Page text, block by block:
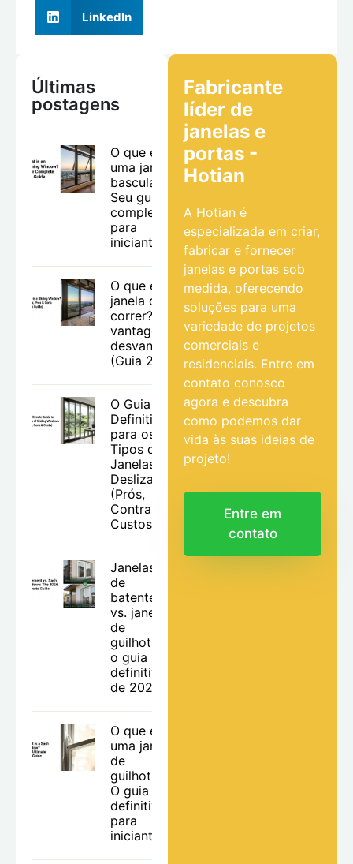
LinkedIn
Últimas
postagens
O que é
uma janela
basculante?
Seu guia
completo
para
iniciantes.
O que é uma
janela de
correr? Tipos,
vantagens e
desvantagens
(Guia 2026)
O Guia
Definitivo
para os
Tipos de
Janelas
Deslizantes
(Prós,
Contras e
Custos)
Janelas
de
batente
vs. janelas
de
guilhotina:
o guia
definitivo
de 2026
O que é
uma janela
de
guilhotina?
O guia
definitivo
para
iniciantes.
Fabricante
líder de
janelas e
portas -
Hotian
A Hotian é
especializada em criar,
fabricar e fornecer
janelas e portas sob
medida, oferecendo
soluções para uma
variedade de projetos
comerciais e
residenciais. Entre em
contato conosco
agora e descubra
como podemos dar
vida às suas ideias de
projeto!
Entre em
contato